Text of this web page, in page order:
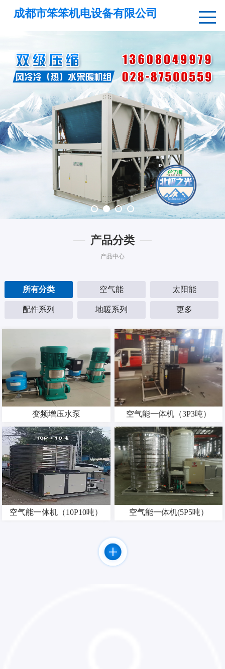
成都市笨笨机电设备有限公司
产品分类
产品中心
所有分类 空气能 太阳能
配件系列 地暖系列 更多
变频增压水泵 空气能一体机（3P3吨）
空气能一体机（10P10吨） 空气能一体机(5P5吨）